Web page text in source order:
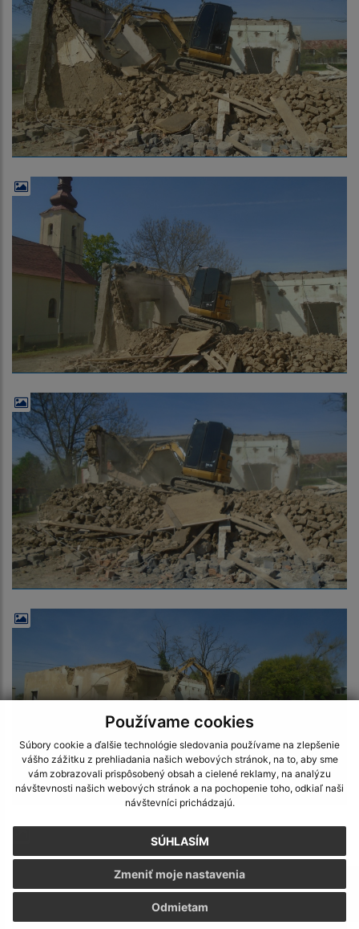
Používame cookies
Súbory cookie a ďalšie technológie sledovania používame na zlepšenie
vášho zážitku z prehliadania našich webových stránok, na to, aby sme
vám zobrazovali prispôsobený obsah a cielené reklamy, na analýzu
návštevnosti našich webových stránok a na pochopenie toho, odkiaľ naši
návštevníci prichádzajú.
SÚHLASÍM
Odmietam
Zmeniť moje nastavenia